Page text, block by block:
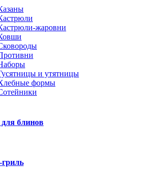
жаровни
и утятницы
формы
блинов